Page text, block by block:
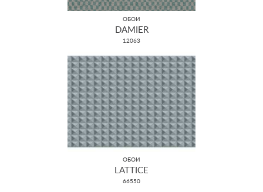
ОБОИ
DAMIER
12063
ОБОИ
LATTICE
66550